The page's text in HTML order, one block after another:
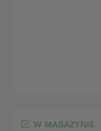
W MAGAZYNIE